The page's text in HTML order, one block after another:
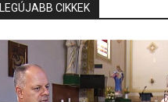
LEGÚJABB CIKKEK